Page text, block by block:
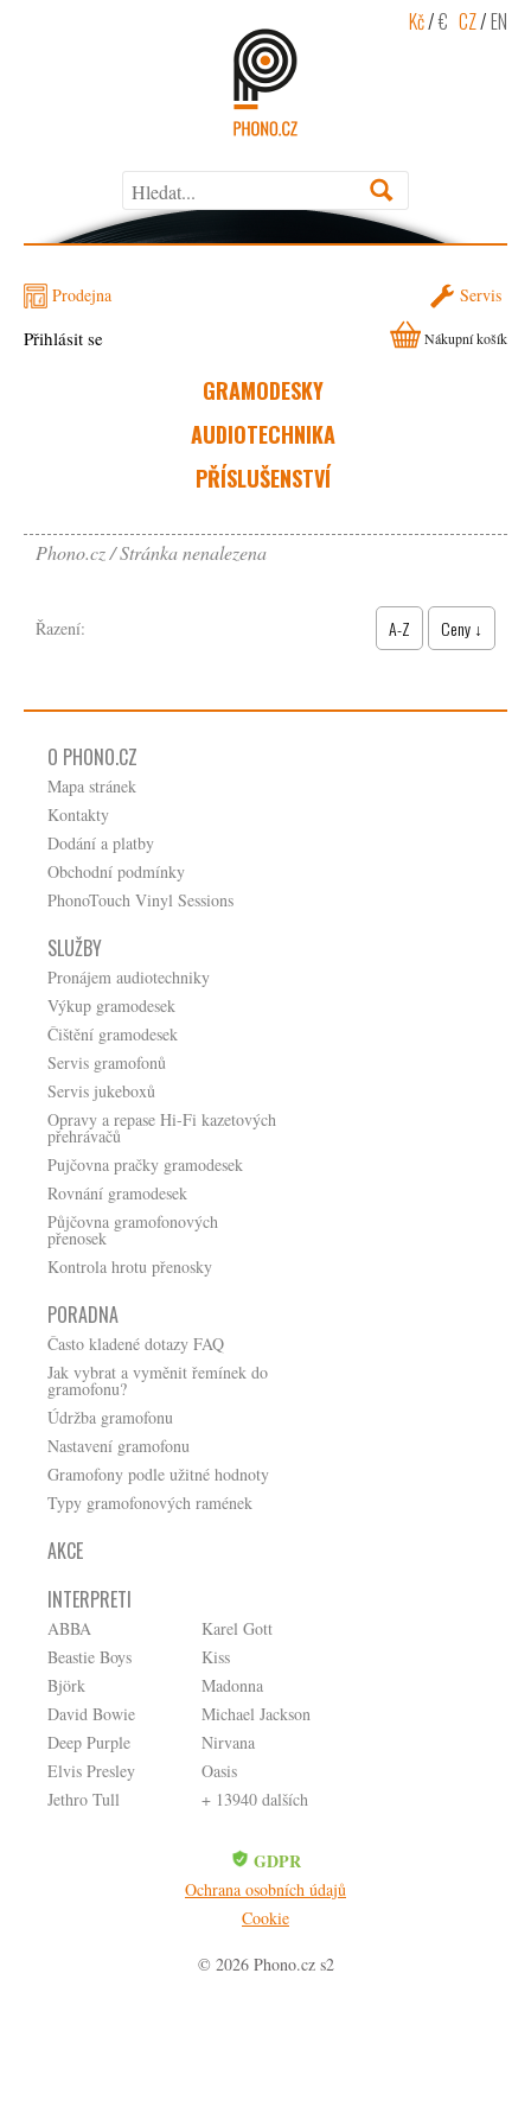
Kč/€ CZ/EN
Prodejna Servis
GRAMODESKY
AUDIOTECHNIKA
PŘÍSLUŠENSTVÍ
Přihlásit se Nákupní košík
Phono.cz Stránka nenalezena
Řazení: A-Z Ceny ↓
O PHONO.CZ
Mapa stránek
Kontakty
Dodání a platby
Obchodní podmínky
PhonoTouch Vinyl Sessions
SLUŽBY
Pronájem audiotechniky
Výkup gramodesek
Čištění gramodesek
Servis gramofonů
Servis jukeboxů
Opravy a repase Hi-Fi kazetových
přehrávačů
Pujčovna pračky gramodesek
Rovnání gramodesek
Půjčovna gramofonových
přenosek
Kontrola hrotu přenosky
PORADNA
Často kladené dotazy FAQ
Jak vybrat a vyměnit řemínek do
gramofonu?
Údržba gramofonu
Nastavení gramofonu
Gramofony podle užitné hodnoty
Typy gramofonových ramének
AKCE
INTERPRETI
ABBA
Beastie Boys
Björk
David Bowie
Deep Purple
Elvis Presley
Jethro Tull
Karel Gott
Kiss
Madonna
Michael Jackson
Nirvana
Oasis
+ 13940 dalších
GDPR
Ochrana osobních údajů
Cookie
© 2026 Phono.cz s2